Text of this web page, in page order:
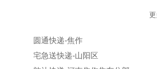
圆通快递-焦作
宅急送快递-山阳区